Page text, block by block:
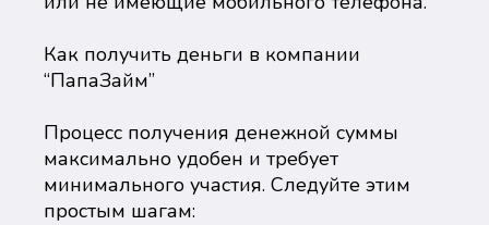
Как получить деньги в компании
“ПапаЗайм”
Процесс получения денежной суммы
максимально удобен и требует
минимального участия. Следуйте этим
простым шагам: